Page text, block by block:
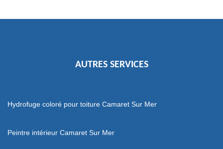
AUTRES SERVICES
Hydrofuge coloré pour toiture Camaret Sur Mer
Peintre intérieur Camaret Sur Mer